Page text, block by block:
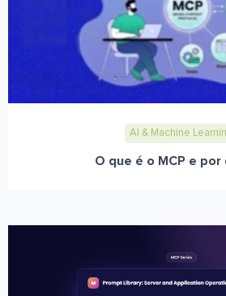
AI & Machine
O que é o MCP e por